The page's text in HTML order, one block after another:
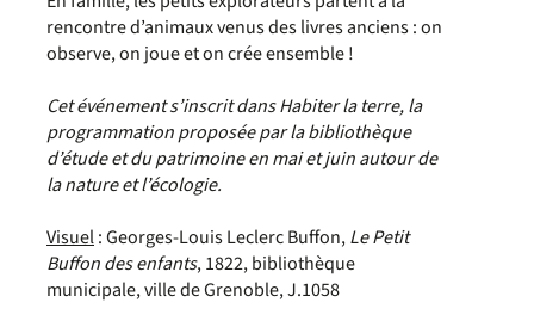
rencontre d’animaux venus des livres anciens : on
observe, on joue et on crée ensemble !
Cet événement s’inscrit dans Habiter la terre, la
programmation proposée par la bibliothèque
d’étude et du patrimoine en mai et juin autour de
la nature et l’écologie.
Visuel: Georges-Louis Leclerc Buffon,Le Petit
Buffon des enfants, 1822, bibliothèque
municipale, ville de Grenoble, J.1058